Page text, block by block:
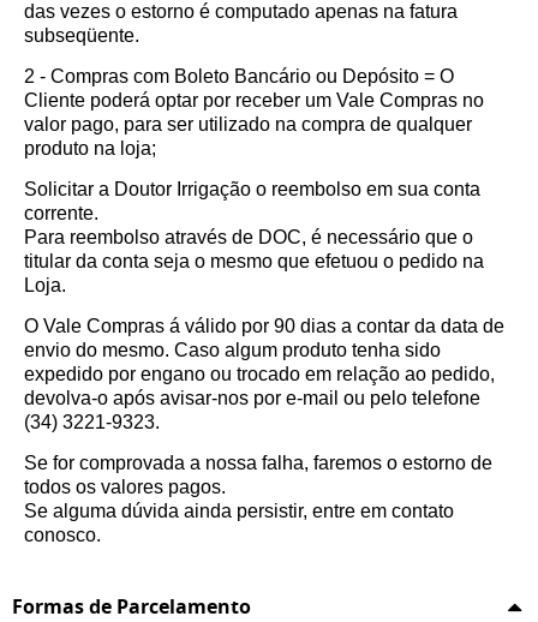
das vezes o estorno é computado apenas na fatura
subseqüente.
2 - Compras com Boleto Bancário ou Depósito = O
Cliente poderá optar por receber um Vale Compras no
valor pago, para ser utilizado na compra de qualquer
produto na loja;
Solicitar a Doutor Irrigação o reembolso em sua conta
corrente.
Para reembolso através de DOC, é necessário que o
titular da conta seja o mesmo que efetuou o pedido na
Loja.
O Vale Compras á válido por 90 dias a contar da data de
envio do mesmo. Caso algum produto tenha sido
expedido por engano ou trocado em relação ao pedido,
devolva-o após avisar-nos por e-mail ou pelo telefone
(34) 3221-9323.
Se for comprovada a nossa falha, faremos o estorno de
todos os valores pagos.
Se alguma dúvida ainda persistir, entre em contato
conosco.
Formas de Parcelamento